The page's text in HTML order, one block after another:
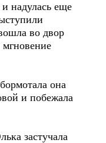
надулась еще
во двор
она
и побежала
застучала